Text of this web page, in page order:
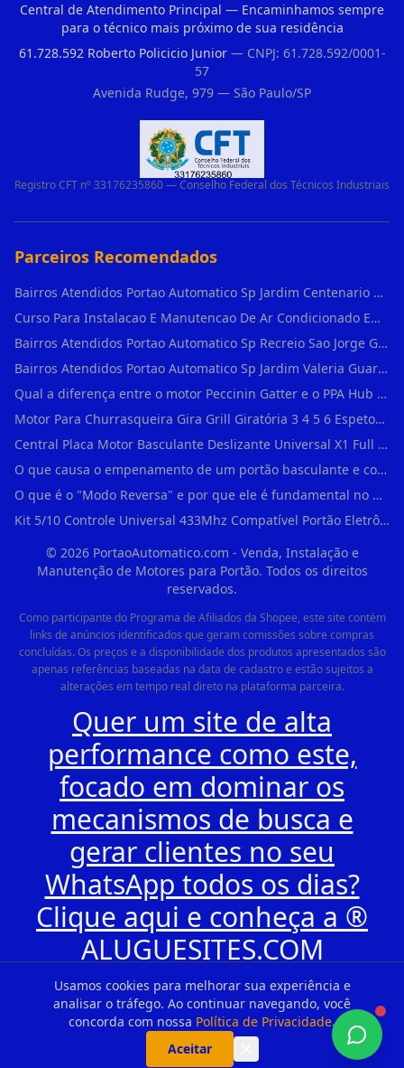
Usamos cookies para melhorar sua experiência e
analisar o tráfego. Ao continuar navegando, você
concorda com nossa Política de Privacidade.
Aceitar
Central de Atendimento Principal — Encaminhamos sempre
para o técnico mais próximo de sua residência
61.728.592 Roberto Policicio Junior— CNPJ: 61.728.592/0001-
57
Avenida Rudge, 979 — São Paulo/SP
Registro CFT nº 33176235860 — Conselho Federal dos Técnicos Industriais
Parceiros Recomendados
Bairros Atendidos Portao Automatico Sp Jardim Centenario Guarulhos Sp Motor Para Portao Automatico Eletronico
Curso Para Instalacao E Manutencao De Ar Condicionado Em Sao Paulo
Bairros Atendidos Portao Automatico Sp Recreio Sao Jorge Guarulhos Sp Motor Para Portao Automatico Eletronico
Bairros Atendidos Portao Automatico Sp Jardim Valeria Guarulhos Sp Motor Para Portao Automatico Eletronico
Qual a diferença entre o motor Peccinin Gatter e o PPA Hub em Vila Romana?
Motor Para Churrasqueira Gira Grill Giratória 3 4 5 6 Espetos Gme Maxtorque Bivo em Cidade Dutra
Central Placa Motor Basculante Deslizante Universal X1 Full Range 433mhz em Vila Prudente
O que causa o empenamento de um portão basculante e como evitar em Campo Belo?
O que é o "Modo Reversa" e por que ele é fundamental no dia a dia em Itapevi?
Kit 5/10 Controle Universal 433Mhz Compatível Portão Eletrônico Garagem Residenc em Pinheiros
© 2026PortaoAutomatico.com - Venda, Instalação e
Manutenção de Motores para Portão. Todos os direitos
reservados.
Como participante do Programa de Afiliados da Shopee, este site contém
links de anúncios identificados que geram comissões sobre compras
concluídas. Os preços e a disponibilidade dos produtos apresentados são
apenas referências baseadas na data de cadastro e estão sujeitos a
alterações em tempo real direto na plataforma parceira.
Quer um site de alta
performance como este,
focado em dominar os
mecanismos de busca e
gerar clientes no seu
WhatsApp todos os dias?
Clique aqui e conheça a ®
ALUGUESITES.COM